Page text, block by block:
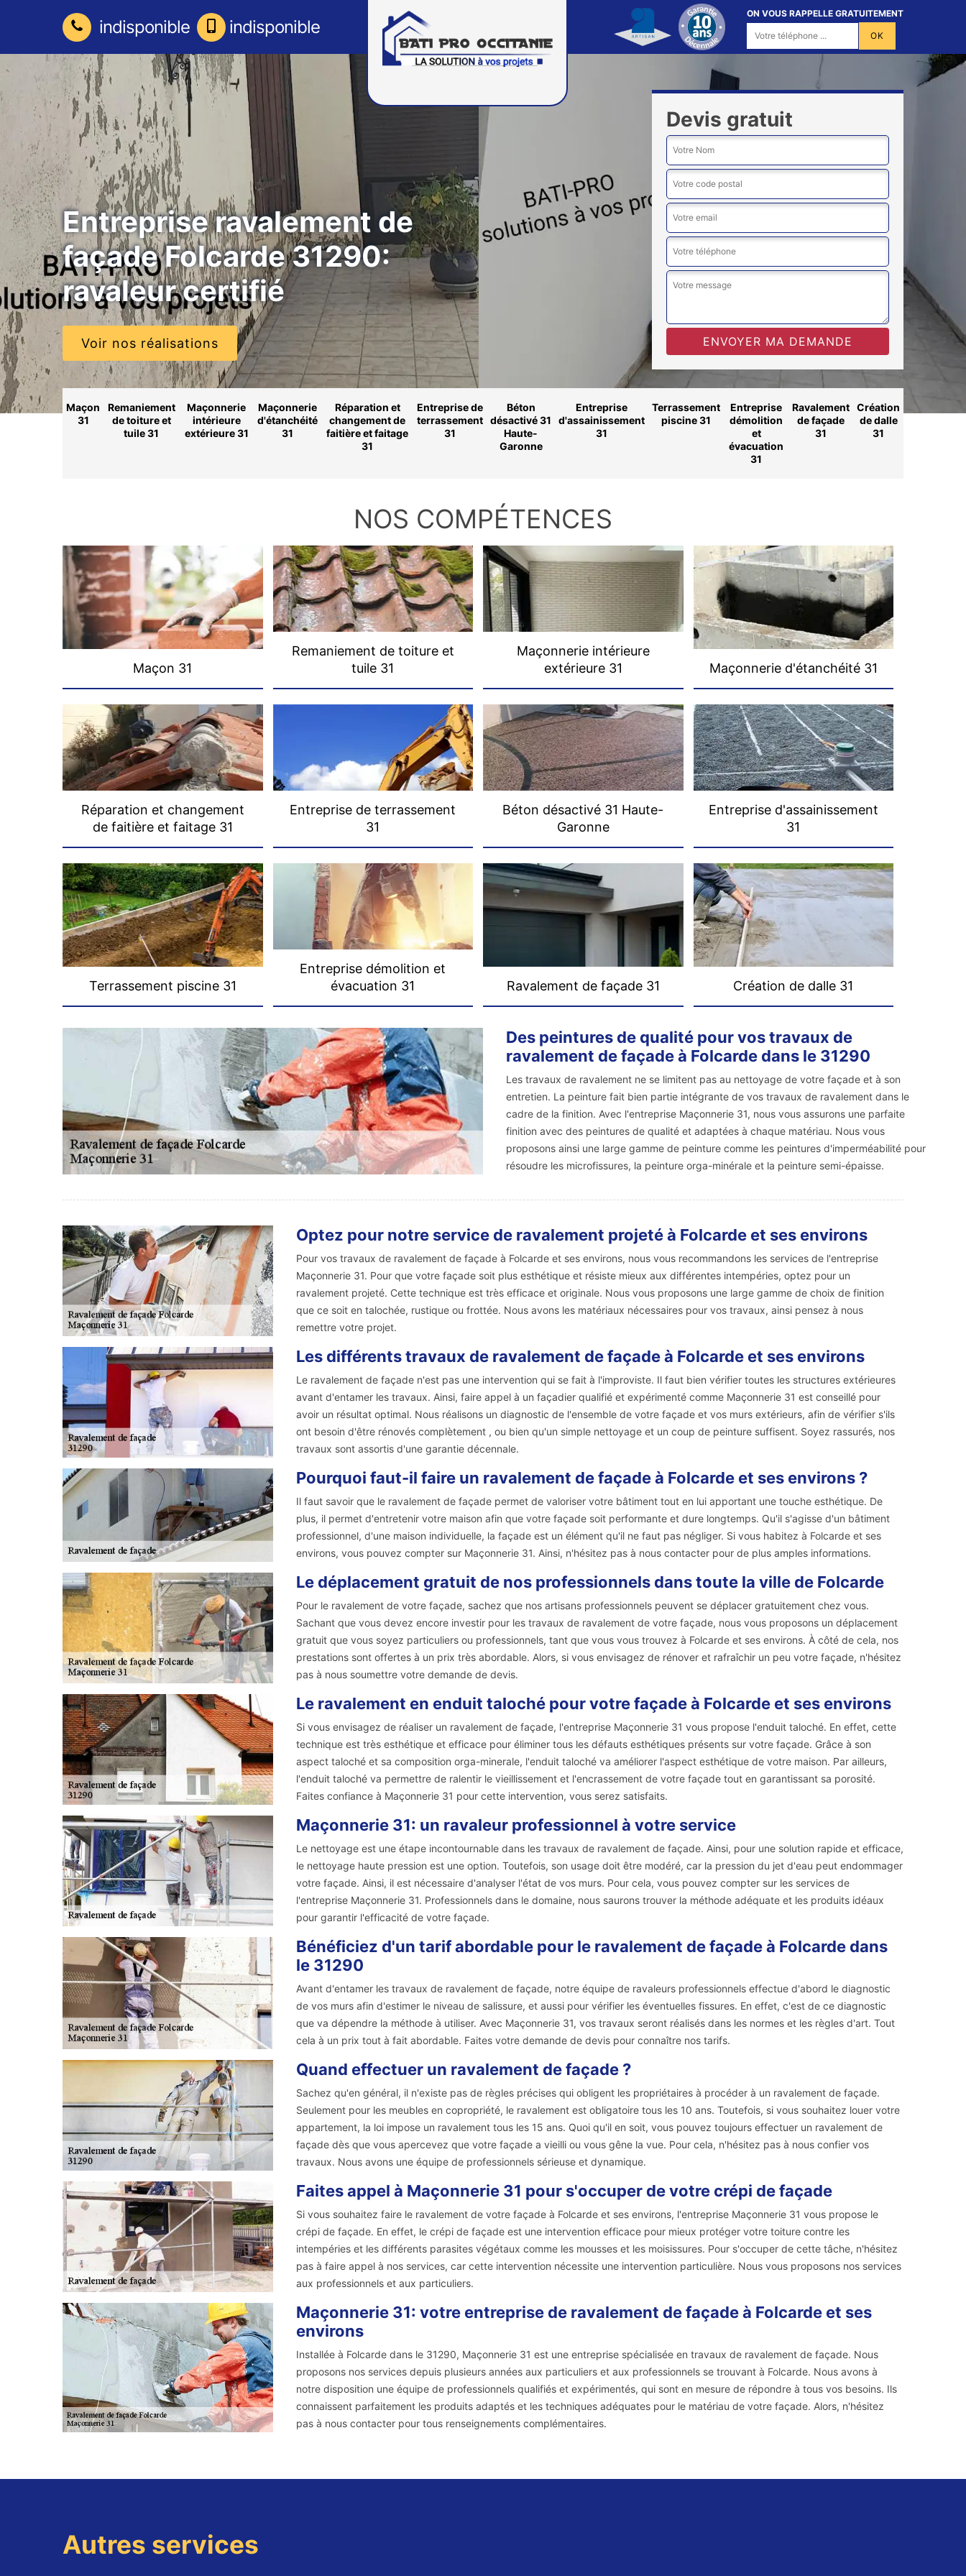
indisponible indisponible
ON VOUS RAPPELLE GRATUITEMENT
Entreprise ravalement de
façade Folcarde 31290:
ravaleur certifié
Voir nos réalisations
Devis gratuit
Maçon
31
Remaniement
de toiture et
tuile 31
Maçonnerie
intérieure
extérieure 31
Maçonnerie
d'étanchéité
31
Réparation et
changement de
faitière et faitage
31
Entreprise de
terrassement
31
Béton
désactivé 31
Haute-
Garonne
Entreprise
d'assainissement
31
Terrassement
piscine 31
Entreprise
démolition
et
évacuation
31
Ravalement
de façade
31
Création
de dalle
31
NOS COMPÉTENCES
Maçon 31
Remaniement de toiture et
tuile 31
Maçonnerie intérieure
extérieure 31
Maçonnerie d'étanchéité 31
Réparation et changement
de faitière et faitage 31
Entreprise de terrassement
31
Béton désactivé 31 Haute-
Garonne
Entreprise d'assainissement
31
Terrassement piscine 31
Entreprise démolition et
évacuation 31
Ravalement de façade 31 Création de dalle 31
Des peintures de qualité pour vos travaux de
ravalement de façade à Folcarde dans le 31290
Les travaux de ravalement ne se limitent pas au nettoyage de votre façade et à son
entretien. La peinture fait bien partie intégrante de vos travaux de ravalement dans le
cadre de la finition. Avec l'entreprise Maçonnerie 31, nous vous assurons une parfaite
finition avec des peintures de qualité et adaptées à chaque matériau. Nous vous
proposons ainsi une large gamme de peinture comme les peintures d'imperméabilité pour
résoudre les microfissures, la peinture orga-minérale et la peinture semi-épaisse.
Optez pour notre service de ravalement projeté à Folcarde et ses environs
Pour vos travaux de ravalement de façade à Folcarde et ses environs, nous vous recommandons les services de l'entreprise
Maçonnerie 31. Pour que votre façade soit plus esthétique et résiste mieux aux différentes intempéries, optez pour un
ravalement projeté. Cette technique est très efficace et originale. Nous vous proposons une large gamme de choix de finition
que ce soit en talochée, rustique ou frottée. Nous avons les matériaux nécessaires pour vos travaux, ainsi pensez à nous
remettre votre projet.
Les différents travaux de ravalement de façade à Folcarde et ses environs
Le ravalement de façade n'est pas une intervention qui se fait à l'improviste. Il faut bien vérifier toutes les structures extérieures
avant d'entamer les travaux. Ainsi, faire appel à un façadier qualifié et expérimenté comme Maçonnerie 31 est conseillé pour
avoir un résultat optimal. Nous réalisons un diagnostic de l'ensemble de votre façade et vos murs extérieurs, afin de vérifier s'ils
ont besoin d'être rénovés complètement , ou bien qu'un simple nettoyage et un coup de peinture suffisent. Soyez rassurés, nos
travaux sont assortis d'une garantie décennale.
Pourquoi faut-il faire un ravalement de façade à Folcarde et ses environs ?
Il faut savoir que le ravalement de façade permet de valoriser votre bâtiment tout en lui apportant une touche esthétique. De
plus, il permet d'entretenir votre maison afin que votre façade soit performante et dure longtemps. Qu'il s'agisse d'un bâtiment
professionnel, d'une maison individuelle, la façade est un élément qu'il ne faut pas négliger. Si vous habitez à Folcarde et ses
environs, vous pouvez compter sur Maçonnerie 31. Ainsi, n'hésitez pas à nous contacter pour de plus amples informations.
Le déplacement gratuit de nos professionnels dans toute la ville de Folcarde
Pour le ravalement de votre façade, sachez que nos artisans professionnels peuvent se déplacer gratuitement chez vous.
Sachant que vous devez encore investir pour les travaux de ravalement de votre façade, nous vous proposons un déplacement
gratuit que vous soyez particuliers ou professionnels, tant que vous vous trouvez à Folcarde et ses environs. À côté de cela, nos
prestations sont offertes à un prix très abordable. Alors, si vous envisagez de rénover et rafraîchir un peu votre façade, n'hésitez
pas à nous soumettre votre demande de devis.
Le ravalement en enduit taloché pour votre façade à Folcarde et ses environs
Si vous envisagez de réaliser un ravalement de façade, l'entreprise Maçonnerie 31 vous propose l'enduit taloché. En effet, cette
technique est très esthétique et efficace pour éliminer tous les défauts esthétiques présents sur votre façade. Grâce à son
aspect taloché et sa composition orga-minerale, l'enduit taloché va améliorer l'aspect esthétique de votre maison. Par ailleurs,
l'enduit taloché va permettre de ralentir le vieillissement et l'encrassement de votre façade tout en garantissant sa porosité.
Faites confiance à Maçonnerie 31 pour cette intervention, vous serez satisfaits.
Maçonnerie 31: un ravaleur professionnel à votre service
Le nettoyage est une étape incontournable dans les travaux de ravalement de façade. Ainsi, pour une solution rapide et efficace,
le nettoyage haute pression est une option. Toutefois, son usage doit être modéré, car la pression du jet d'eau peut endommager
votre façade. Ainsi, il est nécessaire d'analyser l'état de vos murs. Pour cela, vous pouvez compter sur les services de
l'entreprise Maçonnerie 31. Professionnels dans le domaine, nous saurons trouver la méthode adéquate et les produits idéaux
pour garantir l'efficacité de votre façade.
Bénéficiez d'un tarif abordable pour le ravalement de façade à Folcarde dans
le 31290
Avant d'entamer les travaux de ravalement de façade, notre équipe de ravaleurs professionnels effectue d'abord le diagnostic
de vos murs afin d'estimer le niveau de salissure, et aussi pour vérifier les éventuelles fissures. En effet, c'est de ce diagnostic
que va dépendre la méthode à utiliser. Avec Maçonnerie 31, vos travaux seront réalisés dans les normes et les règles d'art. Tout
cela à un prix tout à fait abordable. Faites votre demande de devis pour connaître nos tarifs.
Quand effectuer un ravalement de façade ?
Sachez qu'en général, il n'existe pas de règles précises qui obligent les propriétaires à procéder à un ravalement de façade.
Seulement pour les meubles en copropriété, le ravalement est obligatoire tous les 10 ans. Toutefois, si vous souhaitez louer votre
appartement, la loi impose un ravalement tous les 15 ans. Quoi qu'il en soit, vous pouvez toujours effectuer un ravalement de
façade dès que vous apercevez que votre façade a vieilli ou vous gêne la vue. Pour cela, n'hésitez pas à nous confier vos
travaux. Nous avons une équipe de professionnels sérieuse et dynamique.
Faites appel à Maçonnerie 31 pour s'occuper de votre crépi de façade
Si vous souhaitez faire le ravalement de votre façade à Folcarde et ses environs, l'entreprise Maçonnerie 31 vous propose le
crépi de façade. En effet, le crépi de façade est une intervention efficace pour mieux protéger votre toiture contre les
intempéries et les différents parasites végétaux comme les mousses et les moisissures. Pour s'occuper de cette tâche, n'hésitez
pas à faire appel à nos services, car cette intervention nécessite une intervention particulière. Nous vous proposons nos services
aux professionnels et aux particuliers.
Maçonnerie 31: votre entreprise de ravalement de façade à Folcarde et ses
environs
Installée à Folcarde dans le 31290, Maçonnerie 31 est une entreprise spécialisée en travaux de ravalement de façade. Nous
proposons nos services depuis plusieurs années aux particuliers et aux professionnels se trouvant à Folcarde. Nous avons à
notre disposition une équipe de professionnels qualifiés et expérimentés, qui sont en mesure de répondre à tous vos besoins. Ils
connaissent parfaitement les produits adaptés et les techniques adéquates pour le matériau de votre façade. Alors, n'hésitez
pas à nous contacter pour tous renseignements complémentaires.
Autres services